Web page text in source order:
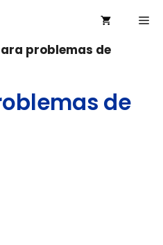
problemas de
de